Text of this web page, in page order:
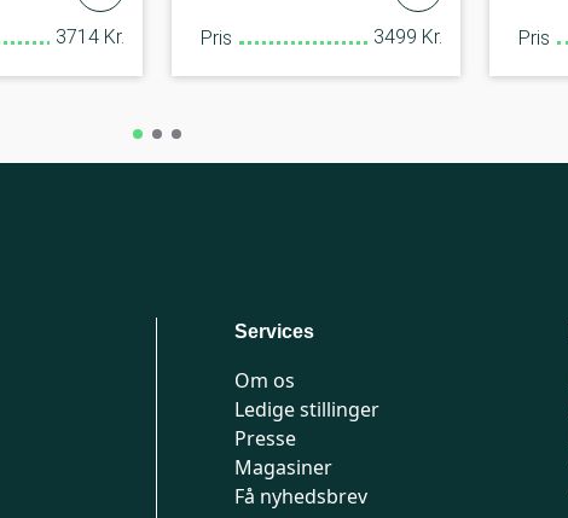
3714 Kr. Pris 3499 Kr. Pris
Services
Om os
Ledige stillinger
Presse
Magasiner
Få nyhedsbrev